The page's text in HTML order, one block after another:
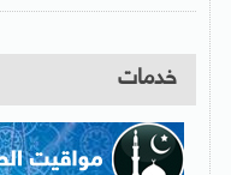
خدمات